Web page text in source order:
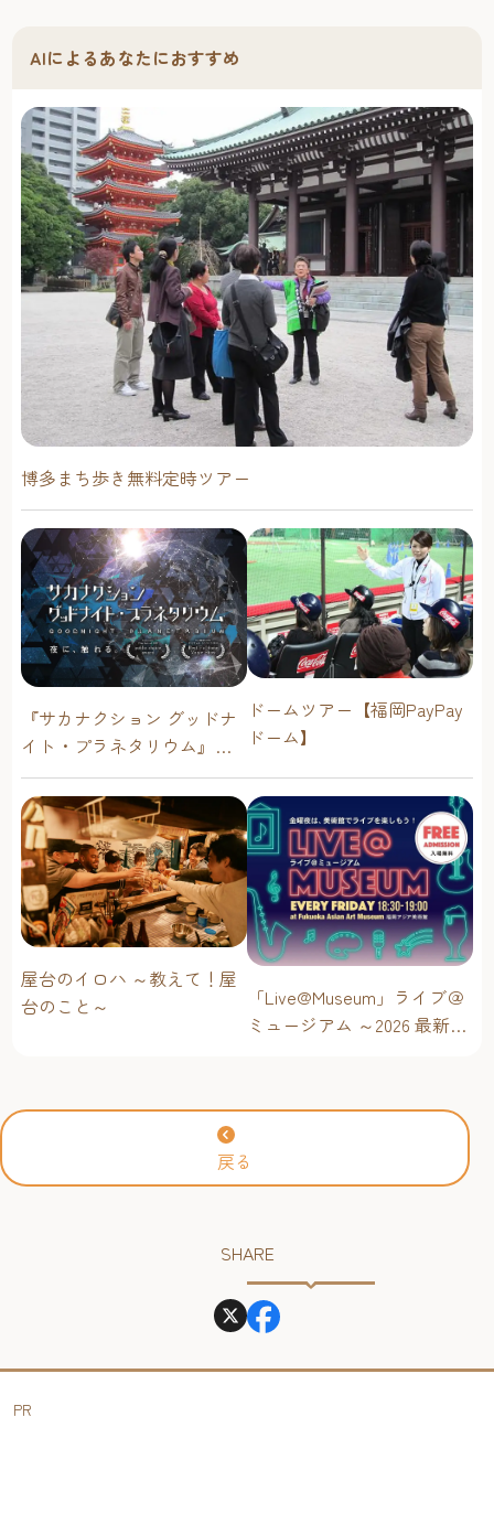
AIによるあなたにおすすめ
博多まち歩き無料定時ツアー
『サカナクション グッドナ
イト・プラネタリウム』が
今年も上映決定！【福岡市
科学館 ドームシアター】
2026年
ドームツアー【福岡PayPay
ドーム】
屋台のイロハ ～教えて！屋
台のこと～
「Live@Museum」ライブ＠
ミュージアム ～2026 最新イ
戻る
SHARE
PR